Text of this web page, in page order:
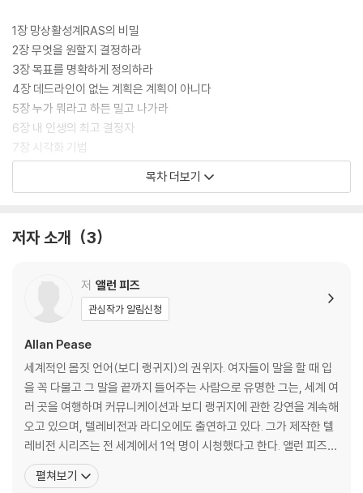
Confidence』 저자
1장 망상활성계RAS의 비밀
2장 무엇을 원할지 결정하라
3장 목표를 명확하게 정의하라
4장 데드라인이 없는 계획은 계획이 아니다
5장 누가 뭐라고 하든 밀고 나가라
6장 내 인생의 최고 결정자
7장 시각화 기법
8장 확언의 힘
12장 두려움과 걱정 극복
14장 파산자에서 갑부로
15장 몸에게 지령을 내려라
16장 종합장
참고문헌
목차 더보기
저자 소개 3
저 앨런 피즈
관심작가 알림신청
Allan Pease
세계적인 몸짓 언어(보디 랭귀지)의 권위자. 여자들이 말을 할 때 입
을 꼭 다물고 그 말을 끝까지 들어주는 사람으로 유명한 그는, 세계 여
러 곳을 여행하며 커뮤니케이션과 보디 랭귀지에 관한 강연을 계속해
오고 있으며, 텔레비전과 라디오에도 출연하고 있다. 그가 제작한 텔
레비전 시리즈는 전 세계에서 1억 명이 시청했다고 한다. 앨런 피즈는
전 세계의 정부와 기업을 대상으로 트레이닝 코스와 세미나를 실시하
고 비디오로 제작하는 '피즈 인터내셔널'의 CEO이기도 하며, 지금까
펼쳐보기